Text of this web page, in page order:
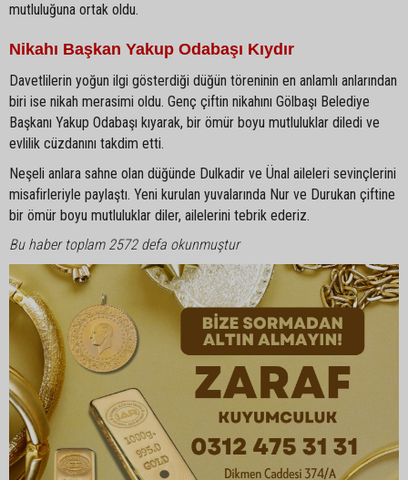
mutluluğuna ortak oldu.
Nikahı Başkan Yakup Odabaşı Kıydır
Davetlilerin yoğun ilgi gösterdiği düğün töreninin en anlamlı anlarından
biri ise nikah merasimi oldu. Genç çiftin nikahını Gölbaşı Belediye
Başkanı Yakup Odabaşı kıyarak, bir ömür boyu mutluluklar diledi ve
evlilik cüzdanını takdim etti.
Neşeli anlara sahne olan düğünde Dulkadir ve Ünal aileleri sevinçlerini
misafirleriyle paylaştı. Yeni kurulan yuvalarında Nur ve Durukan çiftine
bir ömür boyu mutluluklar diler, ailelerini tebrik ederiz.
Bu haber toplam 2572 defa okunmuştur